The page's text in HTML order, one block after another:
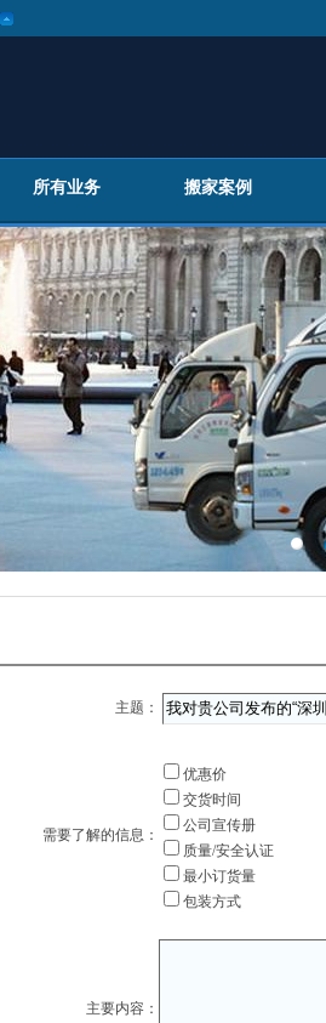
所有业务 搬家案例
百叶窗图片载入中
主题：
需要了解的信息：
优惠价
交货时间
公司宣传册
质量/安全认证
最小订货量
包装方式
主要内容：